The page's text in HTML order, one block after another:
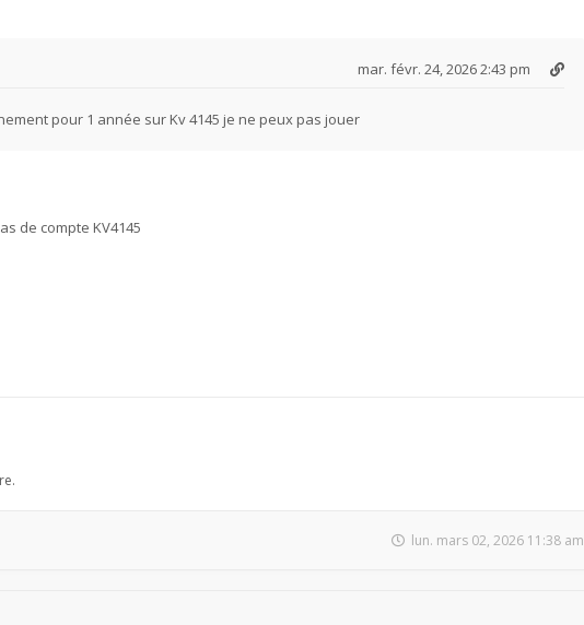
mar. févr. 24, 2026 2:43 pm
pour 1 année sur Kv 4145 je ne peux pas jouer
de compte KV4145
lun. mars 02, 2026 11:38 am